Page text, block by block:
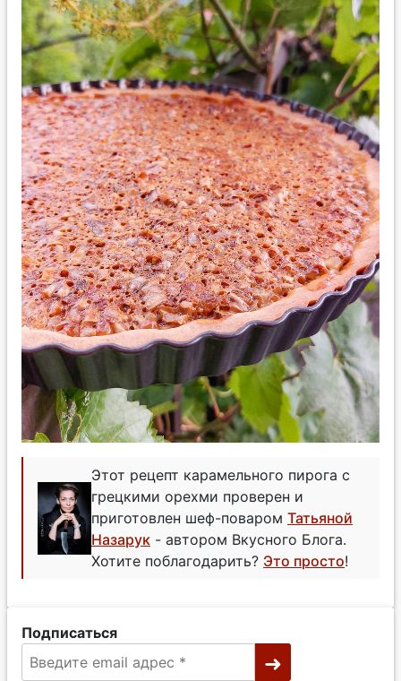
Этот рецепт карамельного пирога с
грецкими орехми проверен и
приготовлен шеф-поваром Татьяной
Назарук - автором Вкусного Блога.
Хотите поблагодарить? Это просто!
Подписаться